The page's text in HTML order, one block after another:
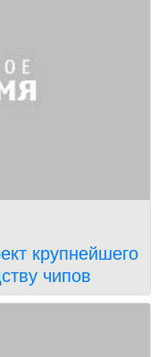
крупнейшего
чипов